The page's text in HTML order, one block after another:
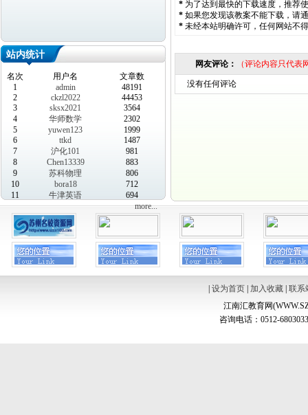
站内统计
名次 用户名
文章数
1
admin
48191
2
ckzl2022
44453
3
sksx2021
3564
4
华师数学
2302
5
yuwen123
1999
6
ttkd
1487
7
沪化101
981
8
Chen13339
883
9
苏科物理
806
10
bora18
712
11
牛津英语
694
more...
* 为了达到最快的下载速度，推荐
* 如果您发现该教案不能下载，请
* 未经本站明确许可，任何网站不
网友评论： （评论内容只代
没有任何评论
设为首页| 加入收藏| 联系
江南汇教育网
咨询电话：0512-